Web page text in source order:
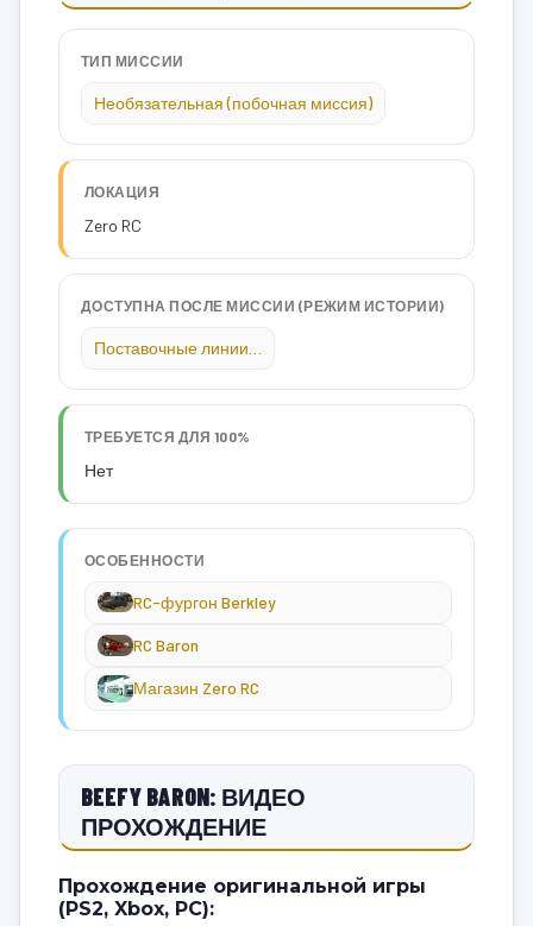
ТИП МИССИИ
Необязательная (побочная миссия)
ЛОКАЦИЯ
Zero RC
ДОСТУПНА ПОСЛЕ МИССИИ (РЕЖИМ ИСТОРИИ)
Поставочные линии…
ТРЕБУЕТСЯ ДЛЯ 100%
Нет
ОСОБЕННОСТИ
RC-фургон Berkley
RC Baron
Магазин Zero RC
BEEFY BARON: ВИДЕО
ПРОХОЖДЕНИЕ
Прохождение оригинальной игры
(PS2, Xbox, PC):